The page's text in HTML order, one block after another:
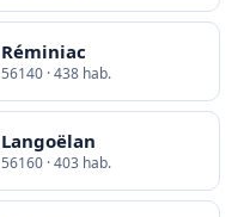
Réminiac
56140 · 438 hab.
Langoëlan
56160 · 403 hab.